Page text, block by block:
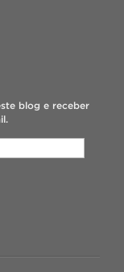
blog e receber